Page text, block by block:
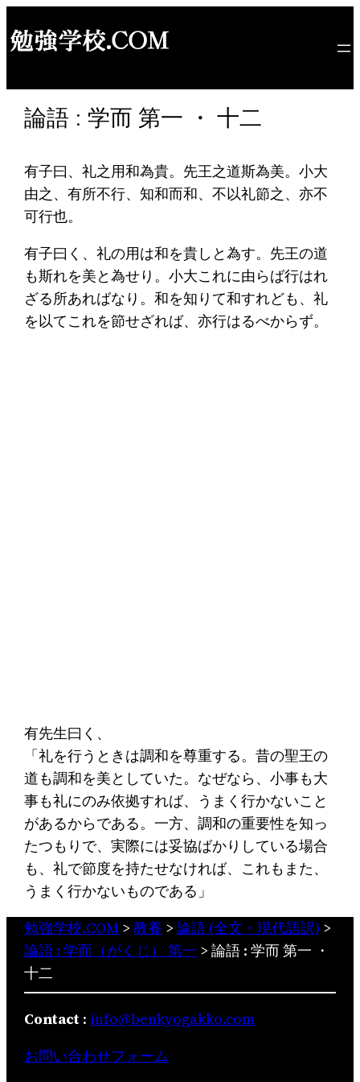
容
ス
論語 : 学而 第一 ・ 十二
有子曰、礼之用和為貴。先王之道斯為美。小大
由之、有所不行、知和而和、不以礼節之、亦不
可行也。
有子曰く、礼の用は和を貴しと為す。先王の道
も斯れを美と為せり。小大これに由らば行はれ
ざる所あればなり。和を知りて和すれども、礼
を以てこれを節せざれば、亦行はるべからず。
有先生曰く、
「礼を行うときは調和を尊重する。昔の聖王の
道も調和を美としていた。なぜなら、小事も大
事も礼にのみ依拠すれば、うまく行かないこと
があるからである。一方、調和の重要性を知っ
たつもりで、実際には妥協ばかりしている場合
も、礼で節度を持たせなければ、これもまた、
うまく行かないものである」
勉強学校.COM >教養 >論語 (全文・現代語訳) >
論語 : 学而（がくじ） 第一 >論語 : 学而 第一 ・
十二
Contact : info@benkyogakko.com
お問い合わせフォーム